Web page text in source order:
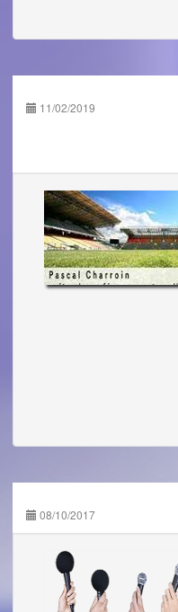
11/02/2019
08/10/2017